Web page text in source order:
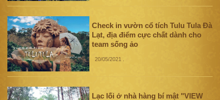
Check in vườn cổ tích Tulu Tula Đà
Lạt, địa điểm cực chất dành cho
team sống ảo
20/05/2021
Lạc lối ở nhà hàng bí mật "VIEW